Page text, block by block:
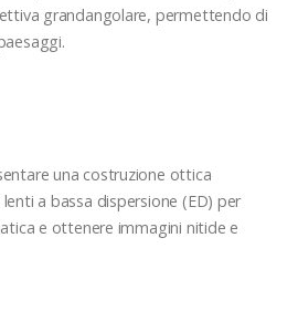
grandangolare, permettendo di
una costruzione ottica
a bassa dispersione (ED) per
e ottenere immagini nitide e